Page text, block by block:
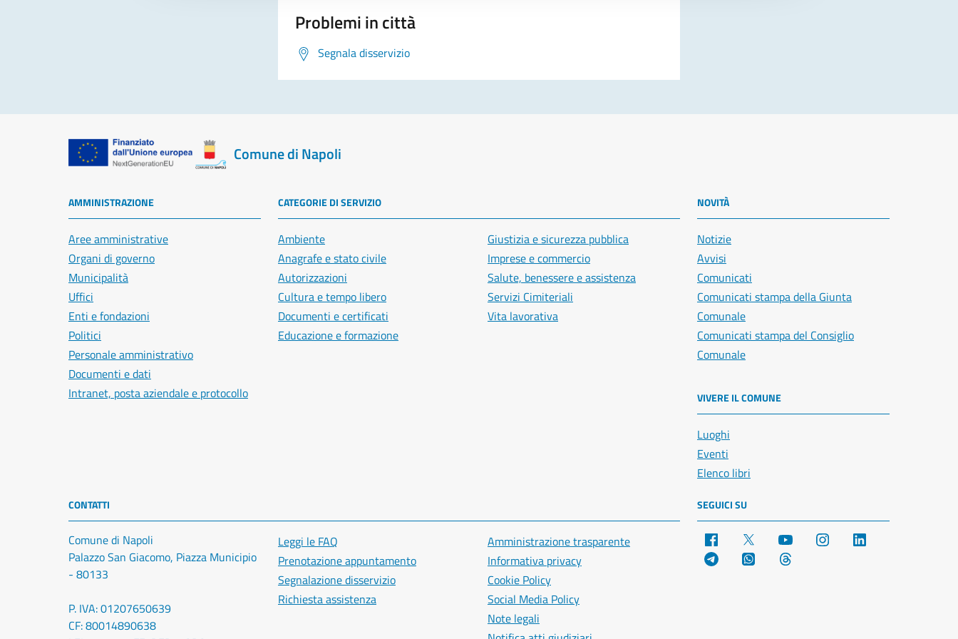
Problemi in città
Segnala disservizio
Comune di Napoli
AMMINISTRAZIONE
Aree amministrative
Organi di governo
Municipalità
Uffici
Enti e fondazioni
Politici
Personale amministrativo
Documenti e dati
Intranet, posta aziendale e protocollo
CATEGORIE DI SERVIZIO
Ambiente
Anagrafe e stato civile
Autorizzazioni
Cultura e tempo libero
Documenti e certificati
Educazione e formazione
Giustizia e sicurezza pubblica
Imprese e commercio
Salute, benessere e assistenza
Servizi Cimiteriali
Vita lavorativa
NOVITÀ
Notizie
Avvisi
Comunicati
Comunicati stampa della Giunta
Comunale
Comunicati stampa del Consiglio
Comunale
VIVERE IL COMUNE
Luoghi
Eventi
Elenco libri
CONTATTI
Comune di Napoli
Palazzo San Giacomo, Piazza Municipio
- 80133
P. IVA: 01207650639
CF: 80014890638
Leggi le FAQ
Prenotazione appuntamento
Segnalazione disservizio
Richiesta assistenza
Amministrazione trasparente
Informativa privacy
Cookie Policy
Social Media Policy
Note legali
SEGUICI SU
Facebook YouTube Instagram
Telegram WhatsApp